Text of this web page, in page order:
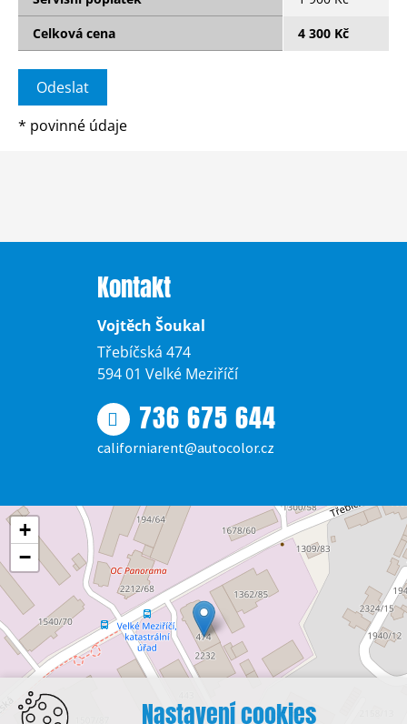
Celková cena
4 300 Kč
* povinné údaje
Kontakt
Vojtěch Šoukal
Třebíčská 474
594 01 Velké Meziříčí
736 675 644
californiarent@autocolor.cz
+
−
Nastavení cookies